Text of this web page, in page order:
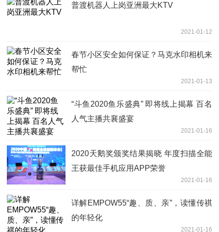
普渡机器人上岗亚洲最大KTV
2021-01-12
春节小区安全如何保证？马克水印相机来
帮忙
2021-01-13
“斗鱼2020鱼乐盛典” 即将线上揭幕 百名
人气主播共襄盛宴
2021-01-16
2020天鹅奖颁奖结果揭晓 年度扫描全能
王获最佳手机应用APP荣誉
2021-01-16
详解EMPOW55“趣、质、亲”，读懂传祺
的年轻化
2021-01-16